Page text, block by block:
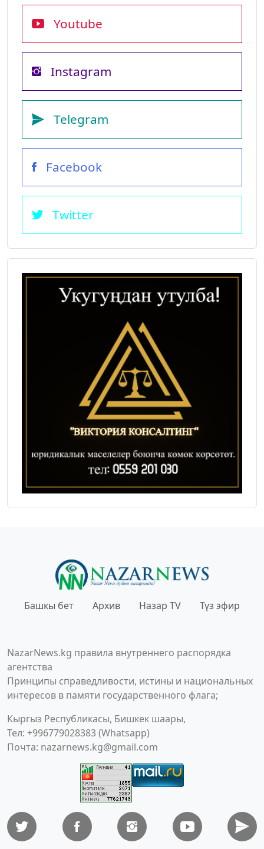
Youtube
Instagram
Telegram
Facebook
Twitter
Башкы бет Архив Назар TV Түз эфир
NazarNews.kg правила внутреннего распорядка
агентства
Принципы справедливости, истины и национальных
интересов в памяти государственного флага;
Кыргыз Республикасы, Бишкек шаары,
Тел: +996779028383 (Whatsapp)
Почта: nazarnews.kg@gmail.com